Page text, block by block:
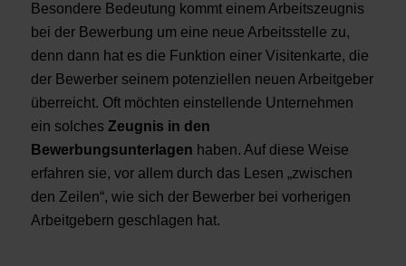
Besondere Bedeutung kommt einem Arbeitszeugnis
bei der Bewerbung um eine neue Arbeitsstelle zu,
denn dann hat es die Funktion einer Visitenkarte, die
der Bewerber seinem potenziellen neuen Arbeitgeber
überreicht. Oft möchten einstellende Unternehmen
ein solches Zeugnis in den
Bewerbungsunterlagen haben. Auf diese Weise
erfahren sie, vor allem durch das Lesen „zwischen
den Zeilen“, wie sich der Bewerber bei vorherigen
Arbeitgebern geschlagen hat.